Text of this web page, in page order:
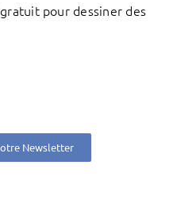
pour dessiner des
Newsletter